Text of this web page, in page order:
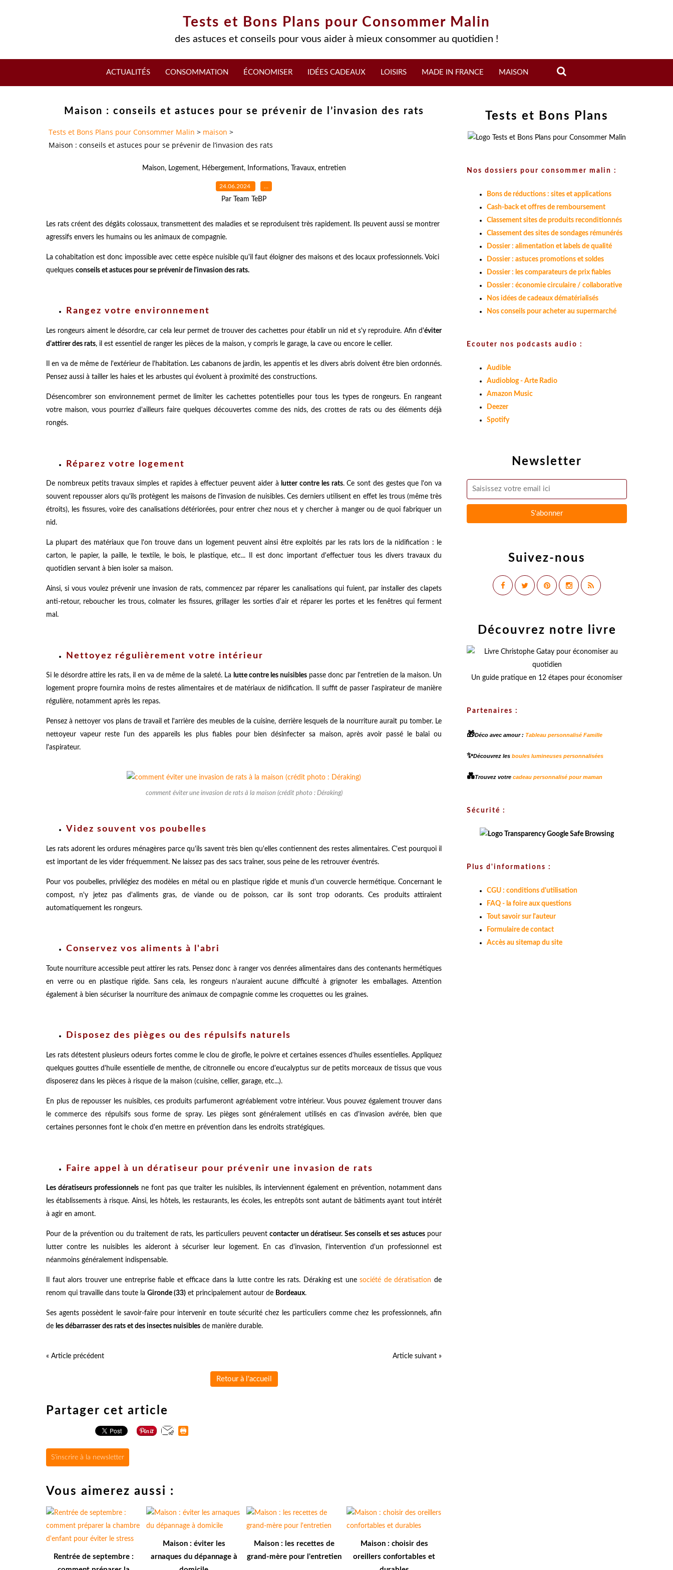
Tests et Bons Plans pour Consommer Malin
des astuces et conseils pour vous aider à mieux consommer au quotidien !
ACTUALITÉS CONSOMMATION ÉCONOMISER IDÉES CADEAUX LOISIRS MADE IN FRANCE MAISON
Maison : conseils et astuces pour se prévenir de l’invasion des rats
Tests et Bons Plans pour Consommer Malin > maison >
Maison : conseils et astuces pour se prévenir de l’invasion des rats
Maison, Logement, Hébergement, Informations, Travaux, entretien
24.06.2024 …
Par Team TeBP
Les rats créent des dégâts colossaux, transmettent des maladies et se reproduisent très rapidement. Ils peuvent aussi se montrer
agressifs envers les humains ou les animaux de compagnie.
La cohabitation est donc impossible avec cette espèce nuisible qu'il faut éloigner des maisons et des locaux professionnels. Voici
quelques conseils et astuces pour se prévenir de l'invasion des rats.
Rangez votre environnement
Les rongeurs aiment le désordre, car cela leur permet de trouver des cachettes pour établir un nid et s'y reproduire. Afin d'éviter
d'attirer des rats, il est essentiel de ranger les pièces de la maison, y compris le garage, la cave ou encore le cellier.
Il en va de même de l'extérieur de l'habitation. Les cabanons de jardin, les appentis et les divers abris doivent être bien ordonnés.
Pensez aussi à tailler les haies et les arbustes qui évoluent à proximité des constructions.
Désencombrer son environnement permet de limiter les cachettes potentielles pour tous les types de rongeurs. En rangeant
votre maison, vous pourriez d'ailleurs faire quelques découvertes comme des nids, des crottes de rats ou des éléments déjà
rongés.
Réparez votre logement
De nombreux petits travaux simples et rapides à effectuer peuvent aider à lutter contre les rats. Ce sont des gestes que l'on va
souvent repousser alors qu'ils protègent les maisons de l'invasion de nuisibles. Ces derniers utilisent en effet les trous (même très
étroits), les fissures, voire des canalisations détériorées, pour entrer chez nous et y chercher à manger ou de quoi fabriquer un
nid.
La plupart des matériaux que l'on trouve dans un logement peuvent ainsi être exploités par les rats lors de la nidification : le
carton, le papier, la paille, le textile, le bois, le plastique, etc... Il est donc important d'effectuer tous les divers travaux du
quotidien servant à bien isoler sa maison.
Ainsi, si vous voulez prévenir une invasion de rats, commencez par réparer les canalisations qui fuient, par installer des clapets
anti-retour, reboucher les trous, colmater les fissures, grillager les sorties d'air et réparer les portes et les fenêtres qui ferment
mal.
Nettoyez régulièrement votre intérieur
Si le désordre attire les rats, il en va de même de la saleté. La lutte contre les nuisibles passe donc par l'entretien de la maison. Un
logement propre fournira moins de restes alimentaires et de matériaux de nidification. Il suffit de passer l'aspirateur de manière
régulière, notamment après les repas.
Pensez à nettoyer vos plans de travail et l'arrière des meubles de la cuisine, derrière lesquels de la nourriture aurait pu tomber. Le
nettoyeur vapeur reste l'un des appareils les plus fiables pour bien désinfecter sa maison, après avoir passé le balai ou
l'aspirateur.
comment éviter une invasion de rats à la maison (crédit photo : Déraking)
Videz souvent vos poubelles
Les rats adorent les ordures ménagères parce qu'ils savent très bien qu'elles contiennent des restes alimentaires. C'est pourquoi il
est important de les vider fréquemment. Ne laissez pas des sacs traîner, sous peine de les retrouver éventrés.
Pour vos poubelles, privilégiez des modèles en métal ou en plastique rigide et munis d'un couvercle hermétique. Concernant le
compost, n'y jetez pas d'aliments gras, de viande ou de poisson, car ils sont trop odorants. Ces produits attiraient
automatiquement les rongeurs.
Conservez vos aliments à l'abri
Toute nourriture accessible peut attirer les rats. Pensez donc à ranger vos denrées alimentaires dans des contenants hermétiques
en verre ou en plastique rigide. Sans cela, les rongeurs n'auraient aucune difficulté à grignoter les emballages. Attention
également à bien sécuriser la nourriture des animaux de compagnie comme les croquettes ou les graines.
Disposez des pièges ou des répulsifs naturels
Les rats détestent plusieurs odeurs fortes comme le clou de girofle, le poivre et certaines essences d'huiles essentielles. Appliquez
quelques gouttes d'huile essentielle de menthe, de citronnelle ou encore d'eucalyptus sur de petits morceaux de tissus que vous
disposerez dans les pièces à risque de la maison (cuisine, cellier, garage, etc...).
En plus de repousser les nuisibles, ces produits parfumeront agréablement votre intérieur. Vous pouvez également trouver dans
le commerce des répulsifs sous forme de spray. Les pièges sont généralement utilisés en cas d'invasion avérée, bien que
certaines personnes font le choix d'en mettre en prévention dans les endroits stratégiques.
Faire appel à un dératiseur pour prévenir une invasion de rats
Les dératiseurs professionnels ne font pas que traiter les nuisibles, ils interviennent également en prévention, notamment dans
les établissements à risque. Ainsi, les hôtels, les restaurants, les écoles, les entrepôts sont autant de bâtiments ayant tout intérêt
à agir en amont.
Pour de la prévention ou du traitement de rats, les particuliers peuvent contacter un dératiseur. Ses conseils et ses astucespour
lutter contre les nuisibles les aideront à sécuriser leur logement. En cas d'invasion, l'intervention d'un professionnel est
néanmoins généralement indispensable.
Il faut alors trouver une entreprise fiable et efficace dans la lutte contre les rats. Déraking est unesociété de dératisation de
renom qui travaille dans toute la Gironde (33) et principalement autour de Bordeaux.
Ses agents possèdent le savoir-faire pour intervenir en toute sécurité chez les particuliers comme chez les professionnels, afin
de les débarrasser des rats et des insectes nuisibles de manière durable.
« Article précédent Article suivant »
Retour à l'accueil
Partager cet article
S'inscrire à la newsletter
Vous aimerez aussi :
Rentrée de septembre :
Maison : éviter les
arnaques du dépannage à
Maison : les recettes de
grand-mère pour l'entretien
Maison : choisir des
oreillers confortables et
Newsletter
Suivez-nous
Tests et Bons Plans
Nos dossiers pour consommer malin :
Bons de réductions : sites et applications
Cash-back et offres de remboursement
Classement sites de produits reconditionnés
Classement des sites de sondages rémunérés
Dossier : alimentation et labels de qualité
Dossier : astuces promotions et soldes
Dossier : les comparateurs de prix fiables
Dossier : économie circulaire / collaborative
Nos idées de cadeaux dématérialisés
Nos conseils pour acheter au supermarché
Ecouter nos podcasts audio :
Audible
Audioblog - Arte Radio
Amazon Music
Deezer
Spotify
Découvrez notre livre
Un guide pratique en 12 étapes pour économiser
Partenaires :
🎁Déco avec amour : Tableau personnalisé Famille
✨Découvrez les boules lumineuses personnalisées
💑Trouvez votre cadeau personnalisé pour maman
Sécurité :
Plus d'informations :
CGU : conditions d'utilisation
FAQ - la foire aux questions
Tout savoir sur l'auteur
Formulaire de contact
Accès au sitemap du site